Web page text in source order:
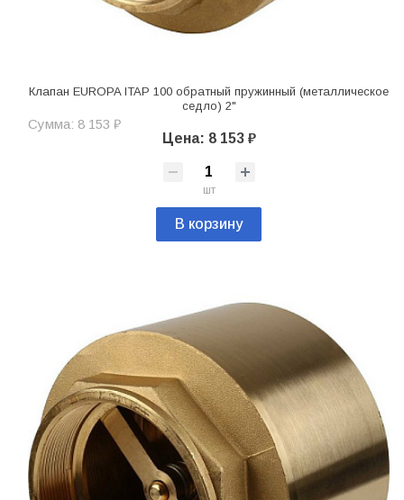
Клапан EUROPA ITAP 100 обратный пружинный (металлическое
седло) 2"
Сумма: 8 153 ₽
Цена: 8 153 ₽
шт
В корзину